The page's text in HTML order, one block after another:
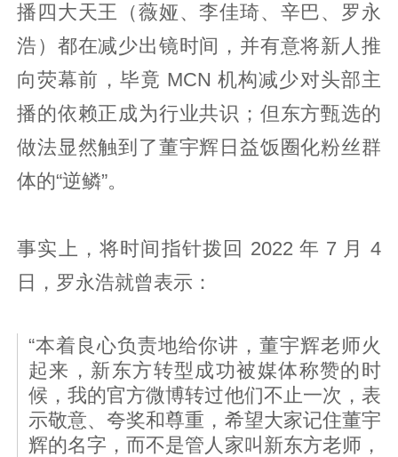
播四大天王（薇娅、李佳琦、辛巴、罗永
浩）都在减少出镜时间，并有意将新人推
向荧幕前，毕竟 MCN 机构减少对头部主
播的依赖正成为行业共识；但东方甄选的
做法显然触到了董宇辉日益饭圈化粉丝群
体的“逆鳞”。
事实上，将时间指针拨回 2022 年 7 月 4
日，罗永浩就曾表示：
“本着良心负责地给你讲，董宇辉老师火
起来，新东方转型成功被媒体称赞的时
候，我的官方微博转过他们不止一次，表
示敬意、夸奖和尊重，希望大家记住董宇
辉的名字，而不是管人家叫新东方老师，